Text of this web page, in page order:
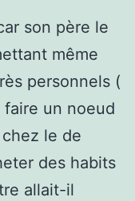
son père le
même
personnels (
un noeud
le de
des habits
allait-il